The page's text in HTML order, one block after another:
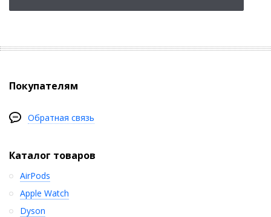
Покупателям
Обратная связь
Каталог товаров
AirPods
Apple Watch
Dyson